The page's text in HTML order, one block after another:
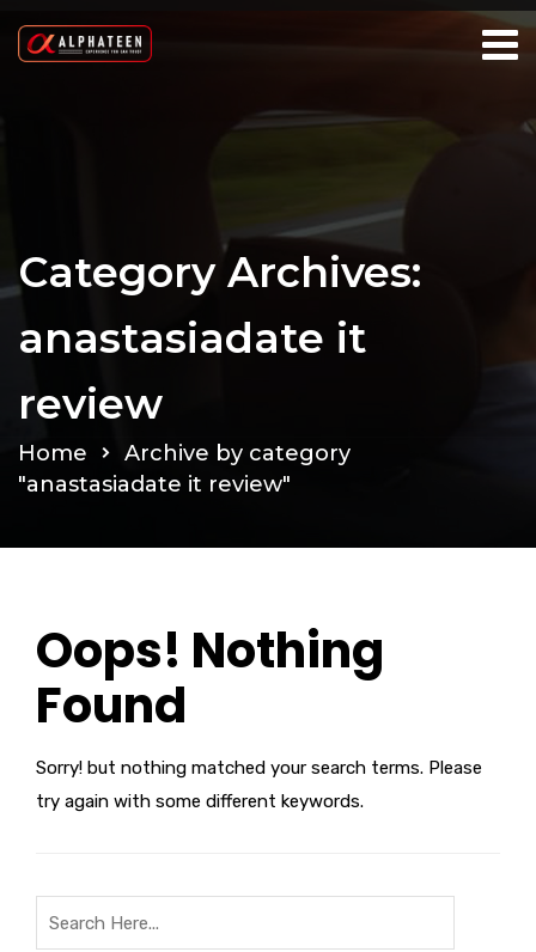
Category Archives:
anastasiadate it
review
Home
Archive by category
"anastasiadate it review"
Oops! Nothing
Found
Sorry! but nothing matched your search terms. Please
try again with some different keywords.